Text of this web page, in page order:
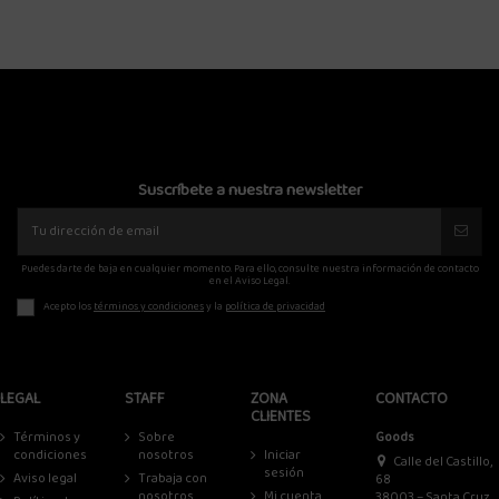
Suscríbete a nuestra newsletter
Puedes darte de baja en cualquier momento. Para ello, consulte nuestra información de contacto
en el Aviso Legal.
Acepto lostérminos y condicionesy la política de privacidad
LEGAL
Términos y
condiciones
Aviso legal
STAFF
Sobre
nosotros
Trabaja con
ZONA
CLIENTES
Iniciar
sesión
CONTACTO
Goods
Calle del Castillo,
68